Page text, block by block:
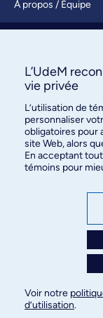
À propos / Équipe
S’abonner
des relations
3744, rue Jean-
Montréal (Québec)
Paramètres des
© Université de
L’UdeM
vie privée
L’utilisation de
personnaliser
obligatoires pour
site Web, alors
En acceptant
témoins pour
Voir notre
d’utilisation.